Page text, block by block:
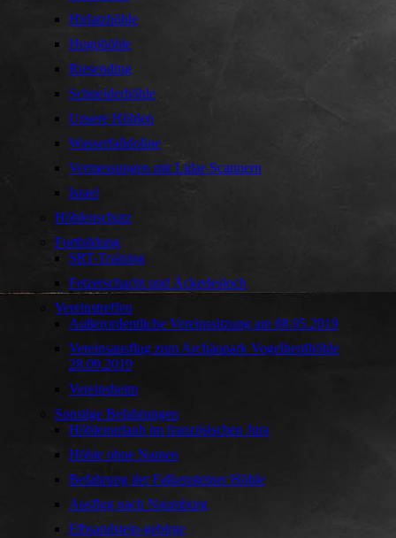
Hirlatzhöhle
Hugohöhle
Riesending
Schneiderhöhle
Unsere Höhlen
Wasserfalldoline
Vermessungen mit Lidar-Scannern
Israel
Höhlenschutz
Fortbildung
SRT-Training
Fetzerschacht und Äckerlesloch
Vereinstreffen
Außerordentliche Vereinssitzung am 08.05.2019
Vereinsausflug zum Archäopark Vogelherdhöhle
28.09.2019
Vereinsheim
Sonstige Befahrungen
Höhlenurlaub im französischen Jura
Höhle ohne Namen
Befahrung der Falkensteiner Höhle
Ausflug nach Naumburg
Elbsandstein-gebirge